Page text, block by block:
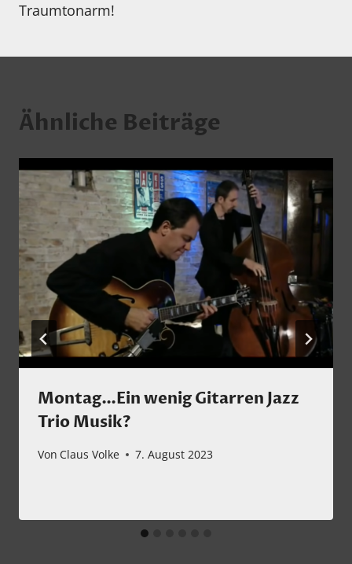
Traumtonarm!
Ähnliche Beiträge
Montag…Ein wenig Gitarren Jazz
Trio Musik?
Von Claus Volke 7. August 2023